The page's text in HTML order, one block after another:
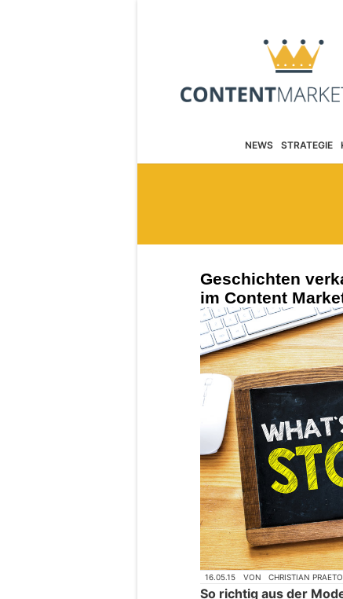
NEWS STRATEGIE
Geschichten
im Content
16.05.15 VON CHRISTIAN
So richtig aus der